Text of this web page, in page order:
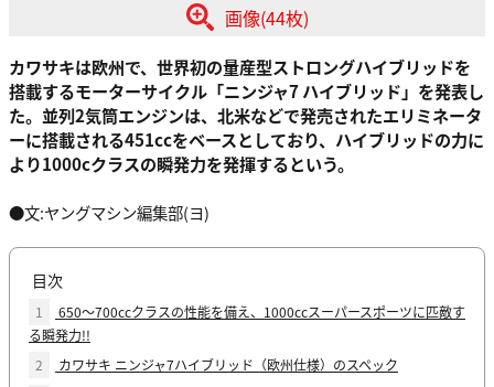
画像(44枚)
カワサキは欧州で、世界初の量産型ストロングハイブリッドを
搭載するモーターサイクル「ニンジャ7 ハイブリッド」を発表し
た。並列2気筒エンジンは、北米などで発売されたエリミネータ
ーに搭載される451ccをベースとしており、ハイブリッドの力に
より1000cクラスの瞬発力を発揮するという。
●文:ヤングマシン編集部(ヨ)
目次
1
650～700ccクラスの性能を備え、1000ccスーパースポーツに匹敵す
る瞬発力!!
2
カワサキ ニンジャ7ハイブリッド（欧州仕様）のスペック